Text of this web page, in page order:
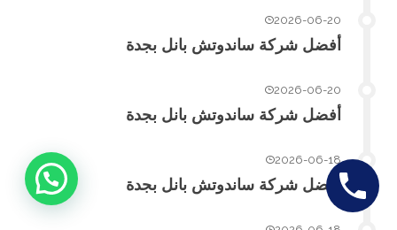
2026-06-20
أفضل شركة ساندوتش بانل بجدة
2026-06-20
أفضل شركة ساندوتش بانل بجدة
2026-06-18
أفضل شركة ساندوتش بانل بجدة